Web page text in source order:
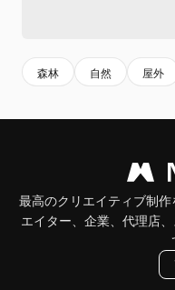
森林 自然 屋外
最高のクリエイティブ制
エイター、企業、代理店